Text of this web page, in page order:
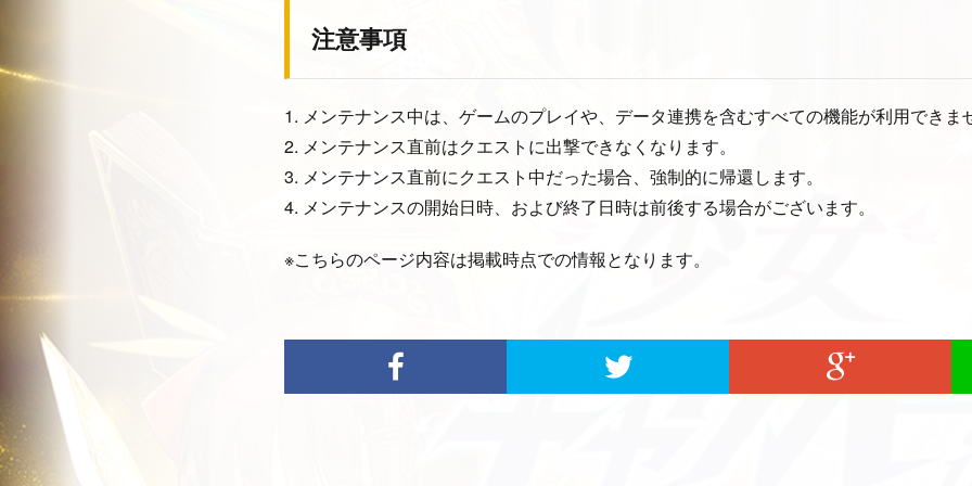
注意事項
1. メンテナンス中は、ゲームのプレイや、データ連携を含むすべての機能が利用できま
2. メンテナンス直前はクエストに出撃できなくなります。
3. メンテナンス直前にクエスト中だった場合、強制的に帰還します。
4. メンテナンスの開始日時、および終了日時は前後する場合がございます。
※こちらのページ内容は掲載時点での情報となります。